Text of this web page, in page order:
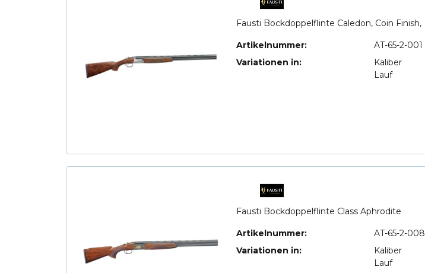
Fausti Bockdoppelflinte Caledon, Coin Finish,
Artikelnummer:
AT-65-2-001
Variationen in:
Kaliber
Lauf
Fausti Bockdoppelflinte Class Aphrodite
Artikelnummer:
AT-65-2-008
Variationen in:
Kaliber
Lauf